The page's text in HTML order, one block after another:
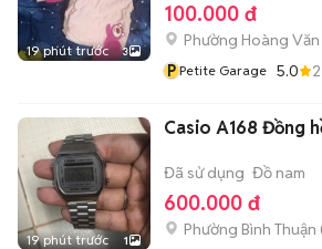
19 phút trước 3
100.000 đ
Phường Hoàng Văn
P Petite Garage 5.0
19 phút trước 1
Casio A168 Đồng
Đã sử dụng Đồ nam
600.000 đ
Phường Bình Thuận